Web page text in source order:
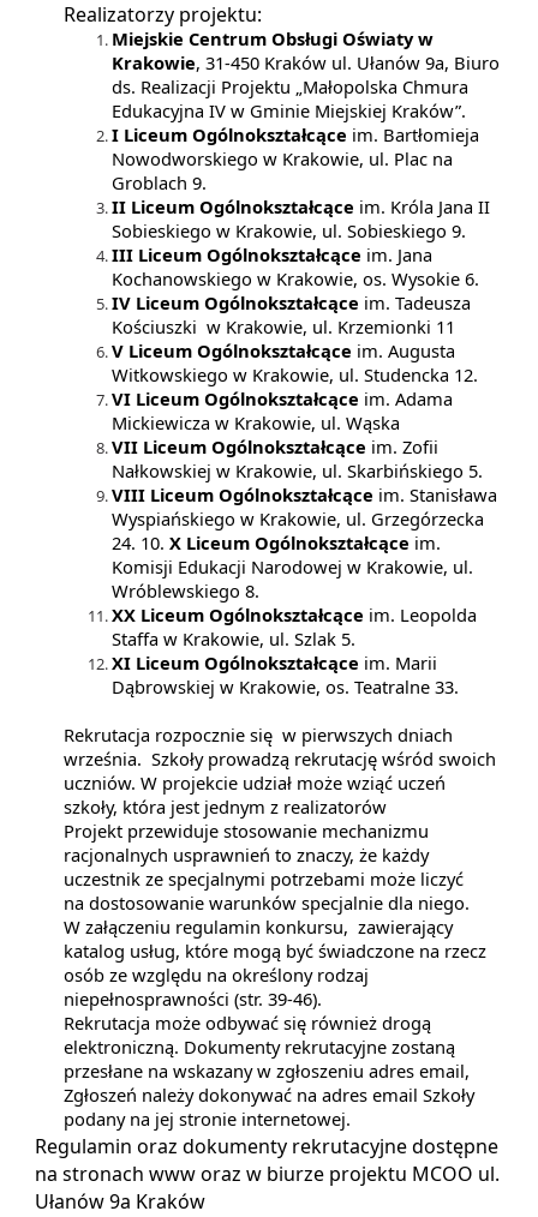
Realizatorzy projektu:
Miejskie Centrum Obsługi Oświaty w
Krakowie, 31-450 Kraków ul. Ułanów 9a, Biuro
ds. Realizacji Projektu „Małopolska Chmura
Edukacyjna IV w Gminie Miejskiej Kraków”.
I Liceum Ogólnokształcące im. Bartłomieja
Nowodworskiego w Krakowie, ul. Plac na
Groblach 9.
II Liceum Ogólnokształcące im. Króla Jana II
Sobieskiego w Krakowie, ul. Sobieskiego 9.
III Liceum Ogólnokształcące im. Jana
Kochanowskiego w Krakowie, os. Wysokie 6.
IV Liceum Ogólnokształcące im. Tadeusza
Kościuszki w Krakowie, ul. Krzemionki 11
V Liceum Ogólnokształcące im. Augusta
Witkowskiego w Krakowie, ul. Studencka 12.
VI Liceum Ogólnokształcące im. Adama
Mickiewicza w Krakowie, ul. Wąska
VII Liceum Ogólnokształcące im. Zofii
Nałkowskiej w Krakowie, ul. Skarbińskiego 5.
VIII Liceum Ogólnokształcące im. Stanisława
Wyspiańskiego w Krakowie, ul. Grzegórzecka
24. 10. X Liceum Ogólnokształcące im.
Komisji Edukacji Narodowej w Krakowie, ul.
Wróblewskiego 8.
XX Liceum Ogólnokształcące im. Leopolda
Staffa w Krakowie, ul. Szlak 5.
XI Liceum Ogólnokształcące im. Marii
Dąbrowskiej w Krakowie, os. Teatralne 33.
Rekrutacja rozpocznie się w pierwszych dniach
września. Szkoły prowadzą rekrutację wśród swoich
uczniów. W projekcie udział może wziąć uczeń
szkoły, która jest jednym z realizatorów
Projekt przewiduje stosowanie mechanizmu
racjonalnych usprawnień to znaczy, że każdy
uczestnik ze specjalnymi potrzebami może liczyć
na dostosowanie warunków specjalnie dla niego.
W załączeniu regulamin konkursu, zawierający
katalog usług, które mogą być świadczone na rzecz
osób ze względu na określony rodzaj
niepełnosprawności (str. 39-46).
Rekrutacja może odbywać się również drogą
elektroniczną. Dokumenty rekrutacyjne zostaną
przesłane na wskazany w zgłoszeniu adres email,
Zgłoszeń należy dokonywać na adres email Szkoły
podany na jej stronie internetowej.
Regulamin oraz dokumenty rekrutacyjne dostępne
na stronach www oraz w biurze projektu MCOO ul.
Ułanów 9a Kraków